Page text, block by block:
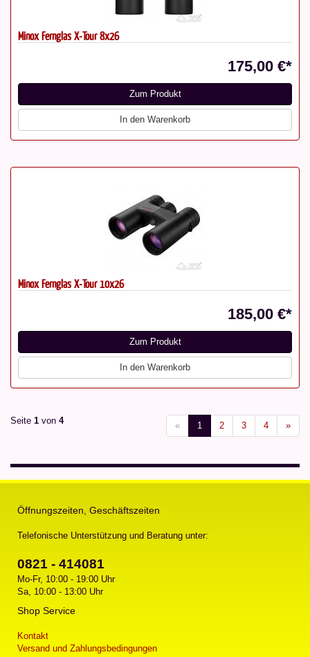
Minox Fernglas X-Tour 8x26
175,00 €*
Zum Produkt
In den Warenkorb
Minox Fernglas X-Tour 10x26
185,00 €*
Zum Produkt
In den Warenkorb
Seite 1 von 4 « 1 2 3 4 »
Öffnungszeiten, Geschäftszeiten
Telefonische Unterstützung und Beratung unter:
0821 - 414081
Mo-Fr, 10:00 - 19:00 Uhr
Sa, 10:00 - 13:00 Uhr
Shop Service
Kontakt
Versand und Zahlungsbedingungen